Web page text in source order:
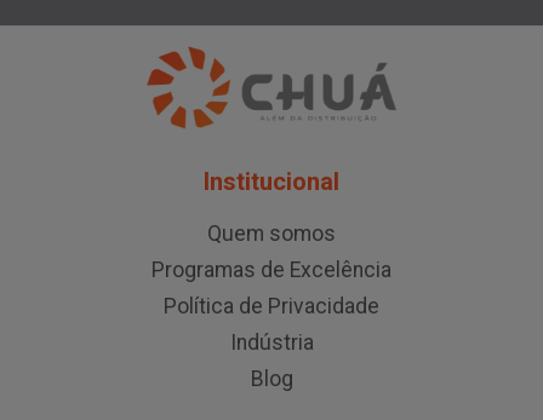
Institucional
Quem somos
Programas de Excelência
Política de Privacidade
Indústria
Blog